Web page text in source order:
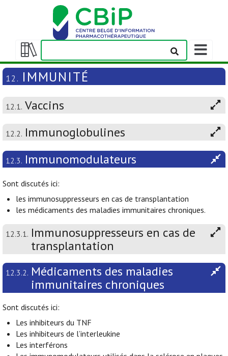
Afficher/masquer
la
table
matières
Afficher/
la
barre
navigation
12. IMMUNITÉ
12.1. Vaccins
12.2. Immunoglobulines
12.3. Immunomodulateurs
Sont discutés ici:
les immunosuppresseurs en cas de transplantation
les médicaments des maladies immunitaires chroniques.
12.3.1. Immunosuppresseurs en cas de
transplantation
12.3.2. Médicaments des maladies
immunitaires chroniques
Sont discutés ici:
Les inhibiteurs du TNF
Les inhibiteurs de l’interleukine
Les interférons